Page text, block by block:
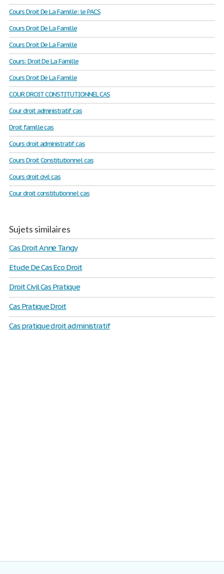
Cours Droit De La Famille: le PACS
Cours Droit De La Famille
Cours Droit De La Famille
Cours: Droit De La Famille
Cours Droit De La Famille
COUR DROIT CONSTITUTIONNEL CAS
Cour droit administratif cas
Droit famille cas
Cours droit administratif cas
Cours Droit Constitutionnel cas
Cours droit civil cas
Cour droit constitutionnel cas
Sujets similaires
Cas Droit Anne Tangy
Etude De Cas Eco Droit
Droit Civil Cas Pratique
Cas Pratique Droit
Cas pratique droit administratif